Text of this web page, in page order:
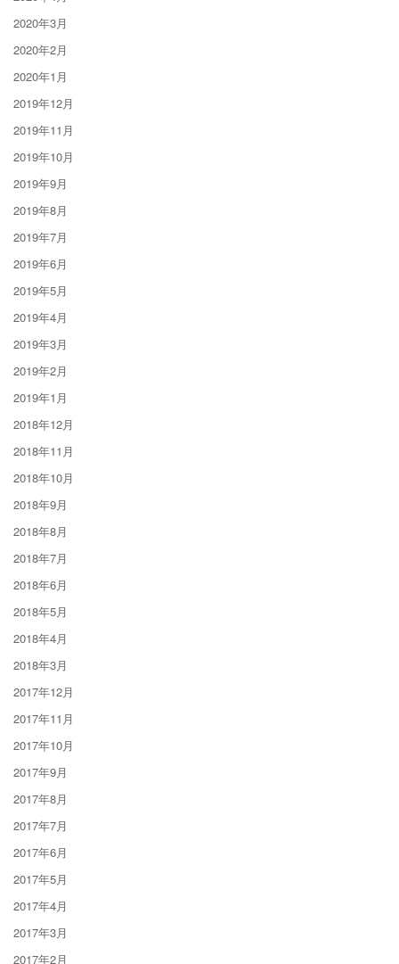
2020年3月
2020年2月
2020年1月
2019年12月
2019年11月
2019年10月
2019年9月
2019年8月
2019年7月
2019年6月
2019年5月
2019年4月
2019年3月
2019年2月
2019年1月
2018年12月
2018年11月
2018年10月
2018年9月
2018年8月
2018年7月
2018年6月
2018年5月
2018年4月
2018年3月
2017年12月
2017年11月
2017年10月
2017年9月
2017年8月
2017年7月
2017年6月
2017年5月
2017年4月
2017年3月
2017年2月